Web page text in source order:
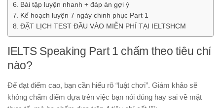
Bài tập luyện nhanh + đáp án gợi ý
Kế hoạch luyện 7 ngày chinh phục Part 1
ĐẶT LỊCH TEST ĐẦU VÀO MIỄN PHÍ TẠI IELTSHCM
IELTS Speaking Part 1 chấm theo tiêu chí
nào?
Để đạt điểm cao, bạn cần hiểu rõ “luật chơi”. Giám khảo sẽ
không chấm điểm dựa trên việc bạn nói đúng hay sai về mặt